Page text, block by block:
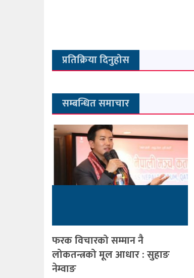
प्रतिक्रिया दिनुहोस
सम्बन्धित समाचार
फरक विचारको सम्मान नै
लोकतन्त्रको मूल आधार : सुहाङ
नेम्वाङ